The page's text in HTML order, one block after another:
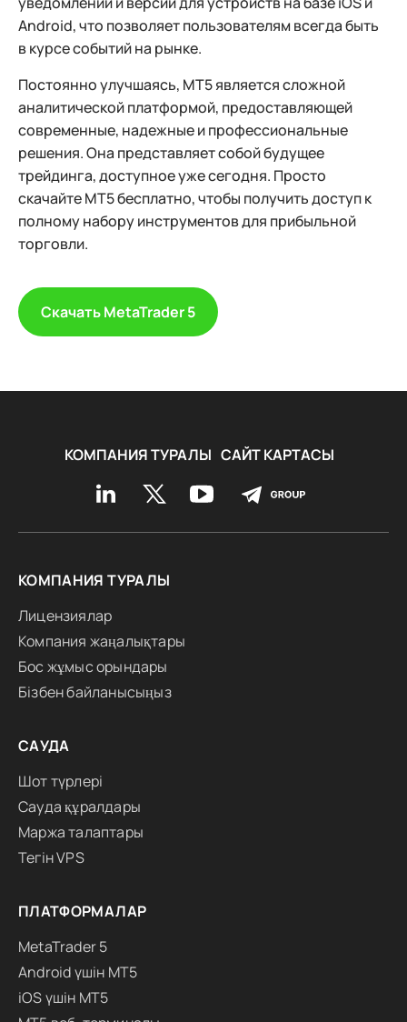
Android, что позволяет пользователям всегда быть
в курсе событий на рынке.
Постоянно улучшаясь, MT5 является сложной
аналитической платформой, предоставляющей
современные, надежные и профессиональные
решения. Она представляет собой будущее
трейдинга, доступное уже сегодня. Просто
скачайте MT5 бесплатно, чтобы получить доступ к
полному набору инструментов для прибыльной
торговли.
Скачать MetaTrader 5
КОМПАНИЯ ТУРАЛЫ САЙТ КАРТАСЫ
КОМПАНИЯ ТУРАЛЫ
Лицензиялар
Компания жаңалықтары
Бос жұмыс орындары
Бізбен байланысыңыз
САУДА
Шот түрлері
Сауда құралдары
Маржа талаптары
Тегін VPS
ПЛАТФОРМАЛАР
MetaTrader 5
Android үшін MT5
iOS үшін MT5